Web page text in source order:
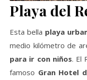
Playa del
Esta bella playa
medio kilómetro de
para ir con niños. El
famoso Gran Hotel